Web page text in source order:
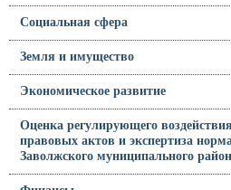
Социальная сфера
Земля и имущество
Экономическое развитие
Оценка регулирующего
правовых актов и экспертиза
Заволжского муниципального